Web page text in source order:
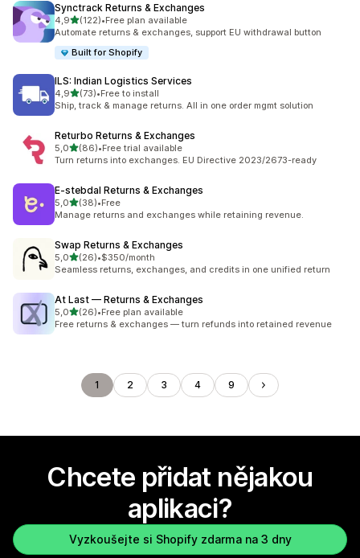
Synctrack Returns & Exchanges
4,9z 5 hvězd
(122)
Celkový počet recenzí: 122
•Free plan available
Automate returns & exchanges, support EU withdrawal button
Built for Shopify
ILS: Indian Logistics Services
4,9z 5 hvězd
(73)
Celkový počet recenzí: 73
•Free to install
Ship, track & manage returns. All in one order mgmt solution
Returbo Returns & Exchanges
5,0z 5 hvězd
(86)
Celkový počet recenzí: 86
•Free trial available
Turn returns into exchanges. EU Directive 2023/2673-ready
E‑stebdal Returns & Exchanges
5,0z 5 hvězd
(38)
Celkový počet recenzí: 38
•Free
Manage returns and exchanges while retaining revenue.
Swap Returns & Exchanges
5,0z 5 hvězd
(26)
Celkový počet recenzí: 26
•$350/month
Seamless returns, exchanges, and credits in one unified return
At Last — Returns & Exchanges
5,0z 5 hvězd
(26)
Celkový počet recenzí: 26
•Free plan available
Free returns & exchanges — turn refunds into retained revenue
1 2 3 4 9
Chcete přidat nějakou
aplikaci?
Vyzkoušejte si Shopify zdarma na 3 dny